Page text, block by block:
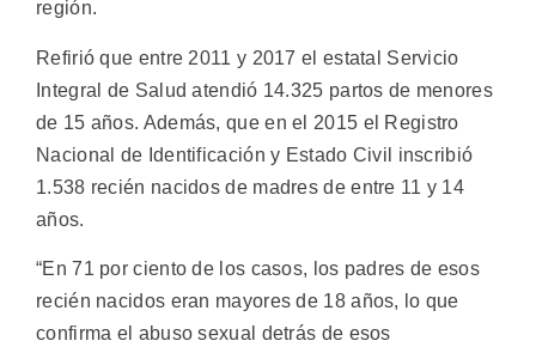
región.
Refirió que entre 2011 y 2017 el estatal Servicio
Integral de Salud atendió 14.325 partos de menores
de 15 años. Además, que en el 2015 el Registro
Nacional de Identificación y Estado Civil inscribió
1.538 recién nacidos de madres de entre 11 y 14
años.
“En 71 por ciento de los casos, los padres de esos
recién nacidos eran mayores de 18 años, lo que
confirma el abuso sexual detrás de esos